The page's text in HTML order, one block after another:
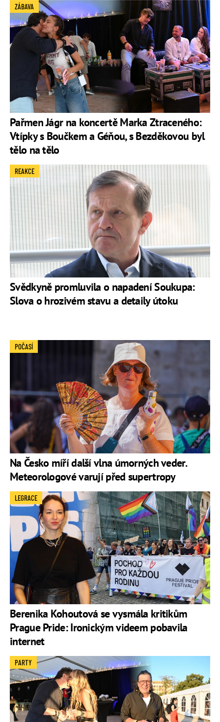
Pařmen Jágr na koncertě Marka Ztraceného:
Vtípky s Boučkem a Géňou, s Bezděkovou byl
tělo na tělo
ZÁBAVA
Svědkyně promluvila o napadení Soukupa:
Slova o hrozivém stavu a detaily útoku
REAKCE
Na Česko míří další vlna úmorných veder.
Meteorologové varují před supertropy
POČASÍ
Berenika Kohoutová se vysmála kritikům
Prague Pride: Ironickým videem pobavila
internet
LEGRACE
PARTY